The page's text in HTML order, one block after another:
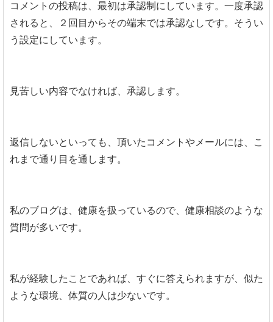
コメントの投稿は、最初は承認制にしています。一度承認
されると、２回目からその端末では承認なしです。そうい
う設定にしています。
見苦しい内容でなければ、承認します。
返信しないといっても、頂いたコメントやメールには、こ
れまで通り目を通します。
私のブログは、健康を扱っているので、健康相談のような
質問が多いです。
私が経験したことであれば、すぐに答えられますが、似た
ような環境、体質の人は少ないです。